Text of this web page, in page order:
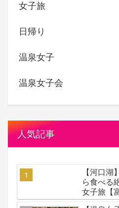
女子旅
日帰り
温泉女子
温泉女子会
人気記事
【河口
ら食べる
女子旅【